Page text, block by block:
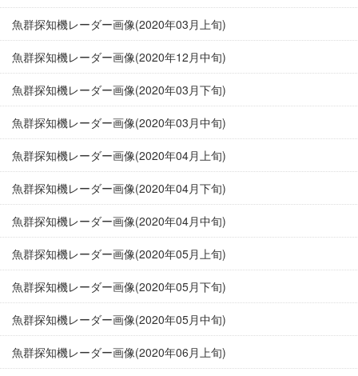
魚群探知機レーダー画像(2020年03月上旬)
魚群探知機レーダー画像(2020年12月中旬)
魚群探知機レーダー画像(2020年03月下旬)
魚群探知機レーダー画像(2020年03月中旬)
魚群探知機レーダー画像(2020年04月上旬)
魚群探知機レーダー画像(2020年04月下旬)
魚群探知機レーダー画像(2020年04月中旬)
魚群探知機レーダー画像(2020年05月上旬)
魚群探知機レーダー画像(2020年05月下旬)
魚群探知機レーダー画像(2020年05月中旬)
魚群探知機レーダー画像(2020年06月上旬)